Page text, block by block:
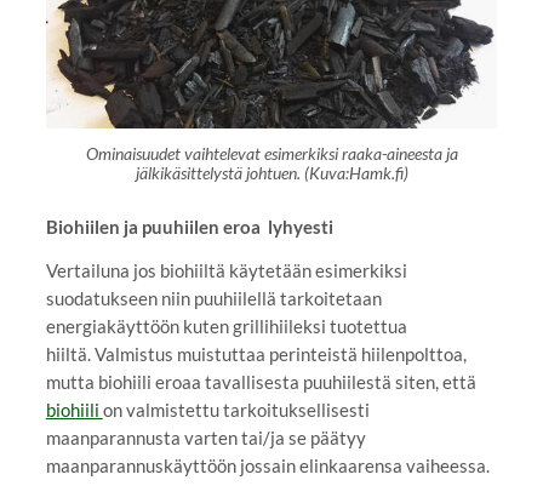
Ominaisuudet vaihtelevat esimerkiksi raaka-aineesta ja
jälkikäsittelystä johtuen. (Kuva:Hamk.fi)
Biohiilen ja puuhiilen eroa lyhyesti
Vertailuna jos biohiiltä käytetään esimerkiksi
suodatukseen niin puuhiilellä tarkoitetaan
energiakäyttöön kuten grillihiileksi tuotettua
hiiltä. Valmistus muistuttaa perinteistä hiilenpolttoa,
mutta biohiili eroaa tavallisesta puuhiilestä siten, että
biohiili on valmistettu tarkoituksellisesti
maanparannusta varten tai/ja se päätyy
maanparannuskäyttöön jossain elinkaarensa vaiheessa.